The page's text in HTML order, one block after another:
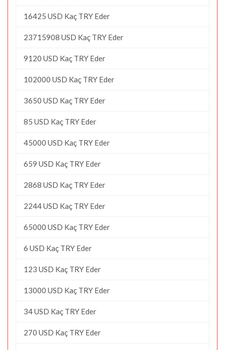
16425 USD Kaç TRY Eder
23715908 USD Kaç TRY Eder
9120 USD Kaç TRY Eder
102000 USD Kaç TRY Eder
3650 USD Kaç TRY Eder
85 USD Kaç TRY Eder
45000 USD Kaç TRY Eder
659 USD Kaç TRY Eder
2868 USD Kaç TRY Eder
2244 USD Kaç TRY Eder
65000 USD Kaç TRY Eder
6 USD Kaç TRY Eder
123 USD Kaç TRY Eder
13000 USD Kaç TRY Eder
34 USD Kaç TRY Eder
270 USD Kaç TRY Eder